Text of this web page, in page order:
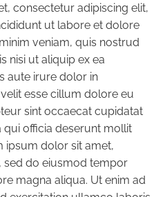
consectetur adipiscing elit,
ut labore et dolore
veniam, quis nostrud
nisi ut aliquip ex ea
aute irure dolor in
esse cillum dolore eu
sint occaecat cupidatat
officia deserunt mollit
ipsum dolor sit amet,
sed do eiusmod tempor
magna aliqua. Ut enim ad